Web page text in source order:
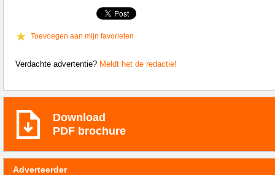
Toevoegen aan mijn favorieten
Verdachte advertentie? Meldt het de redactie!
Download
PDF brochure
Adverteerder